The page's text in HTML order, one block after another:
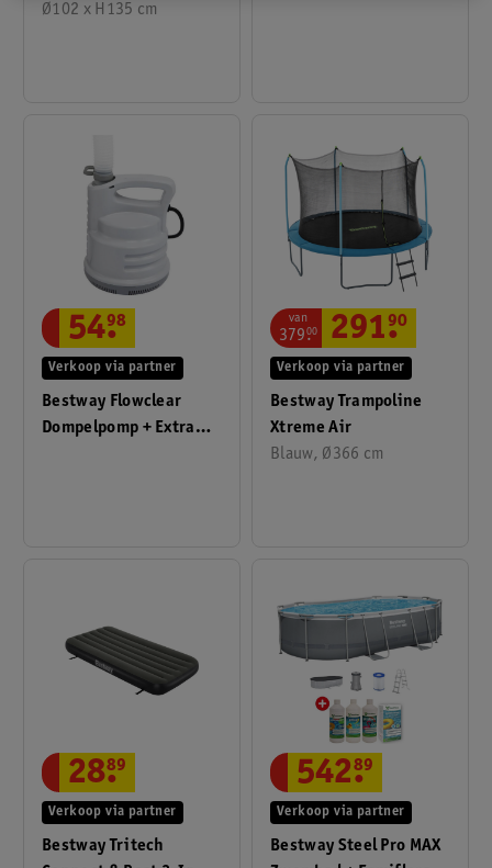
"Aerobounce"
Ø102 x H135 cm
Bestway Flowclear
Dompelpomp + Extra
Verkoop via partner
54.
98
Bestway Trampoline
Xtreme Air
Blauw, Ø366 cm
Verkoop via partner
van
379.
00 291.
90
Bestway Tritech
Verkoop via partner
28.
89
Bestway Steel Pro MAX
Verkoop via partner
542.
89